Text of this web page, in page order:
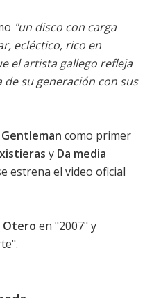
"un disco con carga
ecléctico, rico en
el artista gallego refleja
su generación con sus
Gentleman como primer
y Da media
estrena el video oficial
Otero en "2007" y